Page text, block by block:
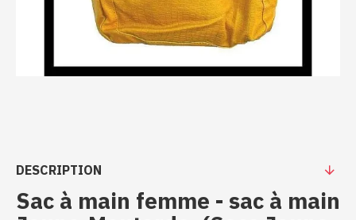
DESCRIPTION
Sac à main femme - sac à main